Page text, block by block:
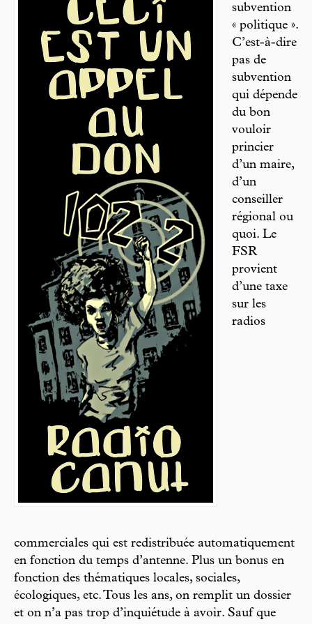
subvention
« politique ».
C’est-à-dire
pas de
subvention
qui dépende
du bon
vouloir
princier
d’un maire,
d’un
conseiller
régional ou
quoi. Le
FSR
provient
d’une taxe
sur les
radios
commerciales qui est redistribuée automatiquement
en fonction du temps d’antenne. Plus un bonus en
fonction des thématiques locales, sociales,
écologiques, etc. Tous les ans, on remplit un dossier
et on n’a pas trop d’inquiétude à avoir. Sauf que